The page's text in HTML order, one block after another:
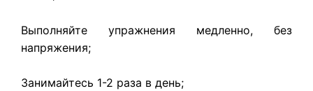
Выполняйте упражнения медленно, без
напряжения;
Занимайтесь 1-2 раза в день;